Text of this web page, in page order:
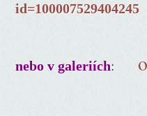
id=100007529404245
nebo v galeriích: